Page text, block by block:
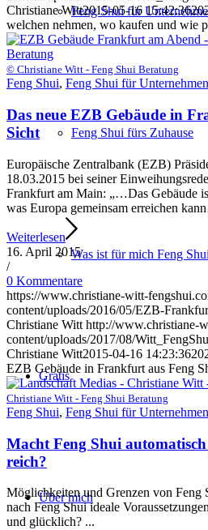
Feng Shui für
Feng Shui fürs Zuhause
Was ist für mich Feng
Gratis
Über mich
Christiane Witt2015-05-16 15:42:36
welchen nehmen, wo kaufen und wie
© Christiane Witt - Feng Shui Beratung
Feng Shui, Feng Shui für Unternehmen
Das neue EZB Gebäude in
Sicht
Europäische Zentralbank (EZB)
18.03.2015 bei seiner
Frankfurt am Main: „…Das Gebäude
was Europa gemeinsam erreichen
Weiterlesen
16. April 2015
/
0 Kommentare
https://www.christiane-witt-
content/uploads/2016/05/EZB-
Christiane Witt http://www.christiane-
content/uploads/2017/08/
Christiane Witt2015-04-16 14:23:36
EZB Gebäude in Frankfurt aus Feng
Christiane Witt - Feng Shui Beratung
Feng Shui, Feng Shui für Unternehmen
Macht Feng Shui
reich?
Möglichkeiten und Grenzen von Feng
nach Feng Shui ideale
und glücklich? ...